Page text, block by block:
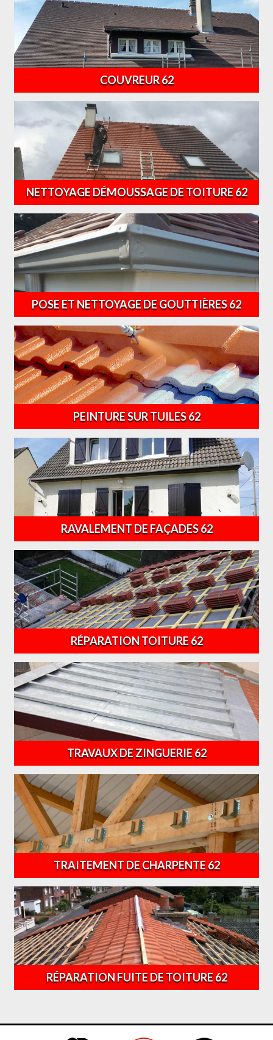
COUVREUR 62
NETTOYAGE DÉMOUSSAGE DE TOITURE 62
POSE ET NETTOYAGE DE GOUTTIÈRES 62
PEINTURE SUR TUILES 62
RAVALEMENT DE FAÇADES 62
RÉPARATION TOITURE 62
TRAVAUX DE ZINGUERIE 62
TRAITEMENT DE CHARPENTE 62
RÉPARATION FUITE DE TOITURE 62